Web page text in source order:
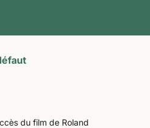
du film de Roland